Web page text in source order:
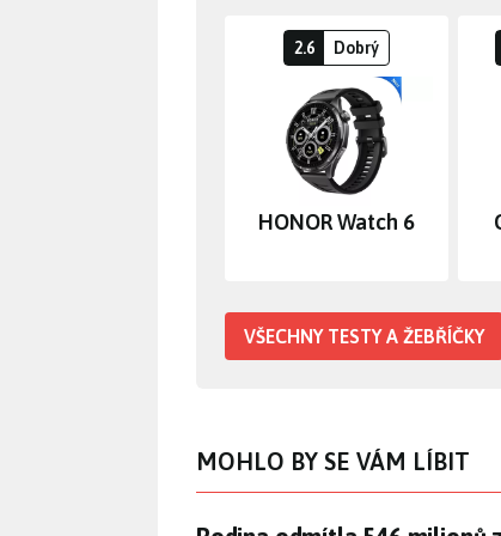
2.6 Dobrý
HONOR Watch 6
VŠECHNY TESTY A ŽEBŘÍČKY
MOHLO BY SE VÁM LÍBIT